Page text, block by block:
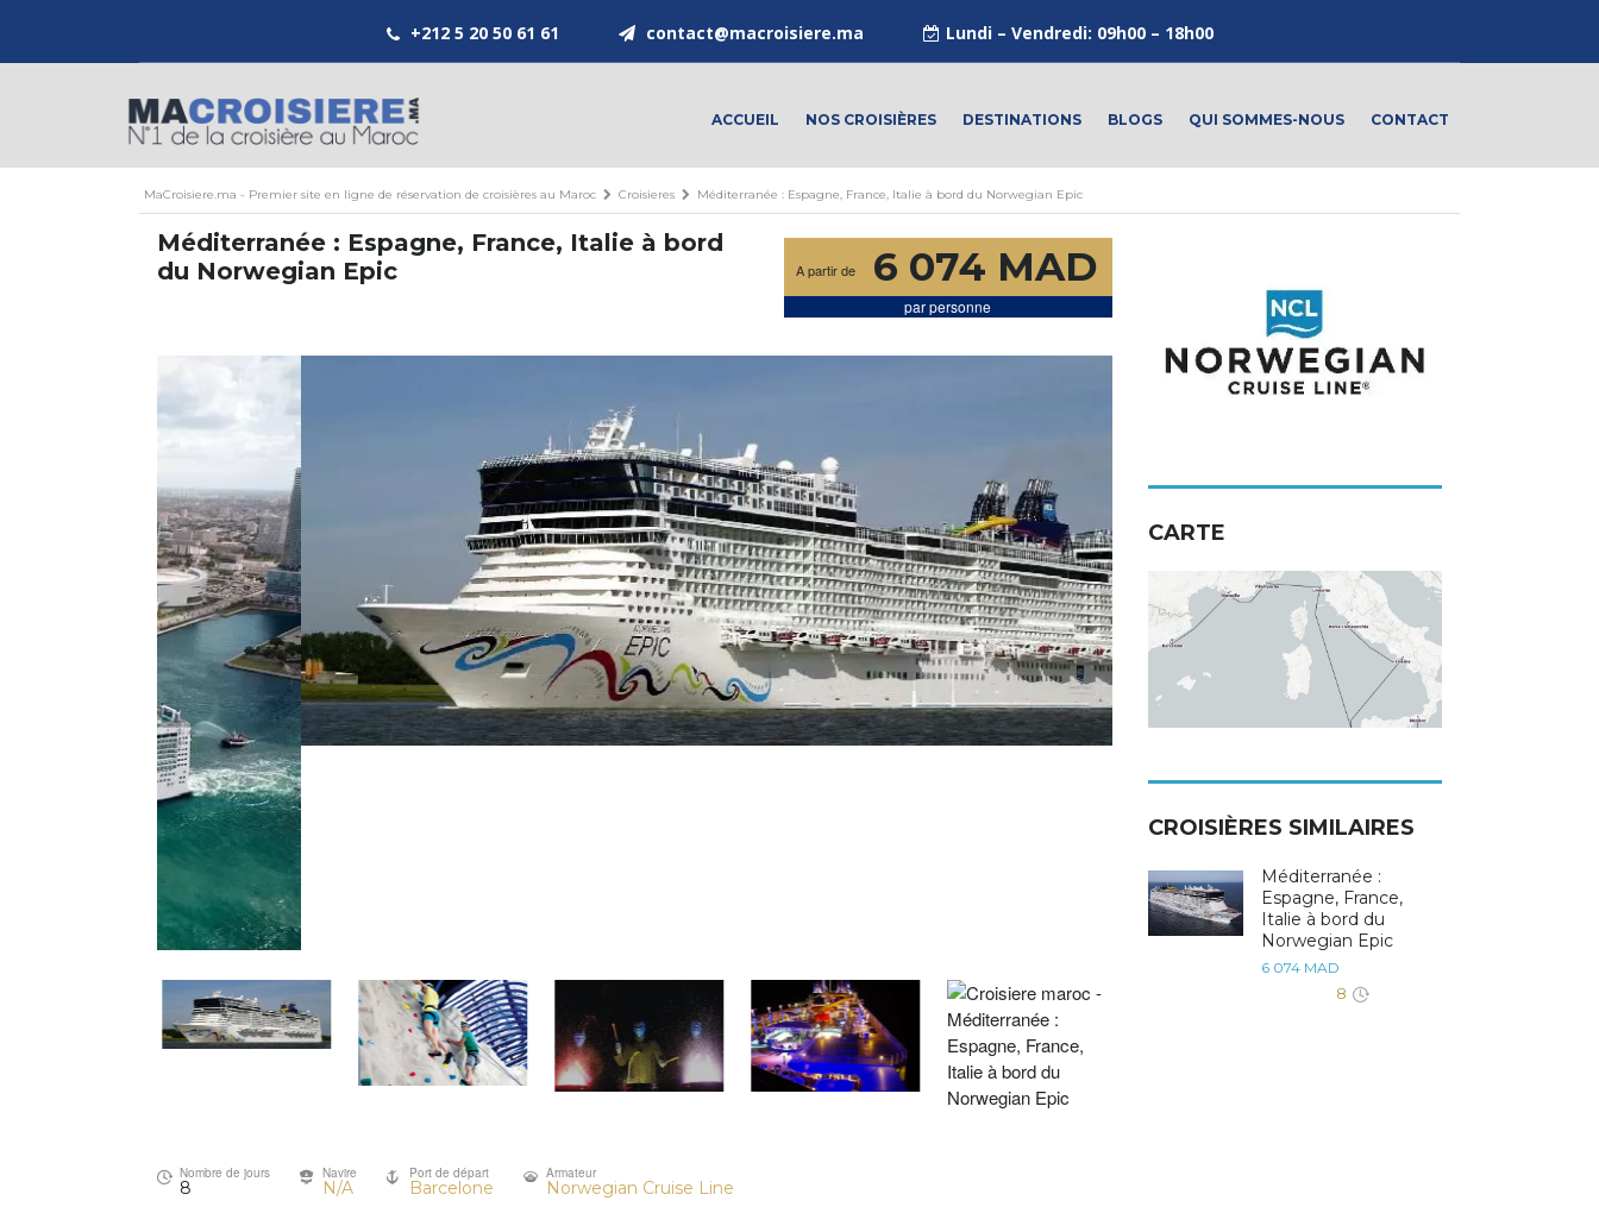
Lundi – Vendredi: 09h00 – 18h00
contact@macroisiere.ma
+212 5 20 50 61 61
ACCUEIL NOS CROISIÈRES DESTINATIONS BLOGS QUI SOMMES-NOUS CONTACT
MaCroisiere.ma - Premier site en ligne de réservation de croisières au Maroc Croisieres Méditerranée : Espagne, France, Italie à bord du Norwegian Epic
A partir de 6 074 MAD
par personne
Méditerranée : Espagne, France, Italie à bord
du Norwegian Epic
Nombre de jours
8
Navire
N/A
Port de départ
Barcelone
Armateur
Norwegian Cruise Line
CARTE
CROISIÈRES SIMILAIRES
Méditerranée :
Espagne, France,
Italie à bord du
Norwegian Epic
6 074 MAD
8